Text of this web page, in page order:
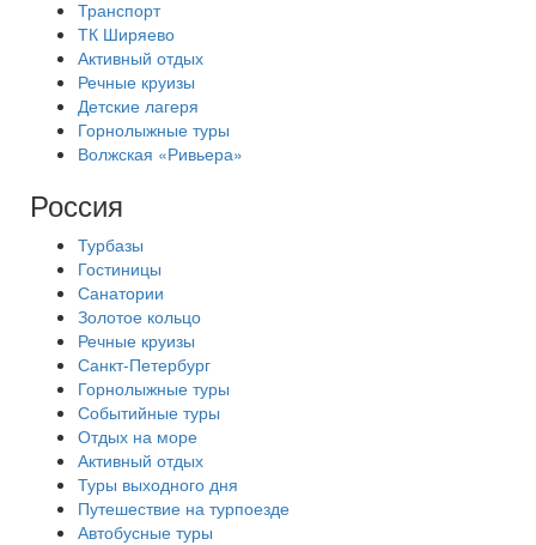
Транспорт
ТК Ширяево
Активный отдых
Речные круизы
Детские лагеря
Горнолыжные туры
Волжская «Ривьера»
Россия
Турбазы
Гостиницы
Санатории
Золотое кольцо
Речные круизы
Санкт-Петербург
Горнолыжные туры
Событийные туры
Отдых на море
Активный отдых
Туры выходного дня
Путешествие на турпоезде
Автобусные туры